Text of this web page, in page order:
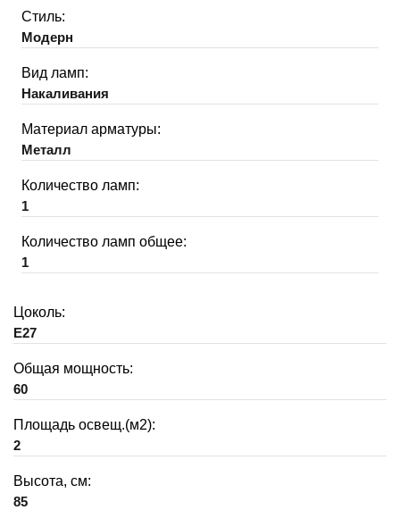
Стиль:
Модерн
Вид ламп:
Накаливания
Материал арматуры:
Металл
Количество ламп:
1
Количество ламп общее:
1
Цоколь:
E27
Общая мощность:
60
Площадь освещ.(м2):
2
Высота, см:
85